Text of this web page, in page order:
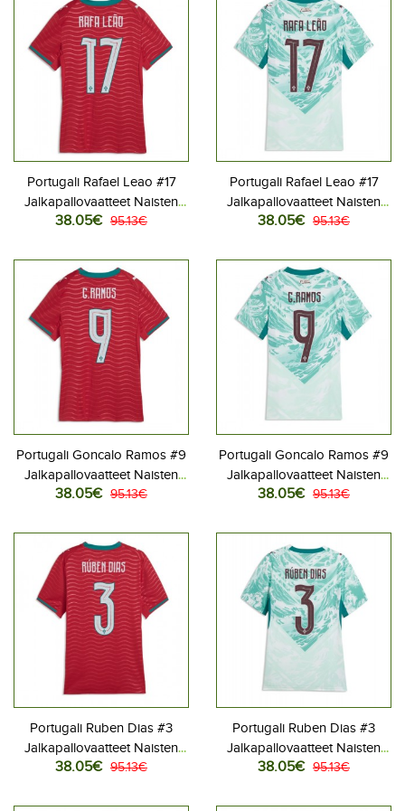
Portugali Rafael Leao #17
Jalkapallovaatteet Naisten
Kotipaita MM-kisat 2026
38.05€ 95.13€
Portugali Rafael Leao #17
Jalkapallovaatteet Naisten
Vieraspaita MM-kisat 2026
38.05€ 95.13€
Portugali Goncalo Ramos #9
Jalkapallovaatteet Naisten
Kotipaita MM-kisat 2026
38.05€ 95.13€
Portugali Goncalo Ramos #9
Jalkapallovaatteet Naisten
Vieraspaita MM-kisat 2026
38.05€ 95.13€
Portugali Ruben Dias #3
Jalkapallovaatteet Naisten
Kotipaita MM-kisat 2026
38.05€ 95.13€
Portugali Ruben Dias #3
Jalkapallovaatteet Naisten
Vieraspaita MM-kisat 2026
38.05€ 95.13€